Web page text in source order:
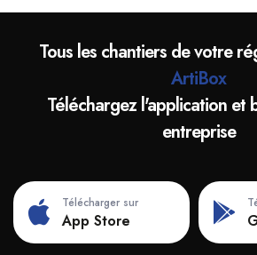
Chantiers de pose de menuiseries
Chantiers de pose de menuiseries
Bos
Chantiers de pose de menuiseries
Chantiers de pose de menuiseries
Chantiers de pose de menuiseries
Chantiers de pose de menuiseries
Tous les chantiers de votre
ArtiBox
Téléchargez l'application et
entreprise
Télécharger sur
App Store